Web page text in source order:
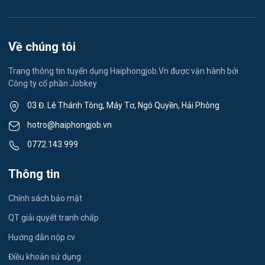
Lái xe
Tiếng Nhật
Du lịch
Công nhân
Thời Vụ
Việc làm Nam Đồng
Việc làm Tân Hưng
Việc làm Ái Quốc
Việc làm Chu Văn An
Về chúng tôi
Trang thông tin tuyển dụng Haiphongjob.Vn được vận hành bởi
Công ty cổ phần Jobkey
03 Đ. Lê Thánh Tông, Máy Tơ, Ngô Quyền, Hải Phòng
hotro@haiphongjob.vn
0772.143.999
Thông tin
Chính sách bảo mật
QT giải quyết tranh chấp
Hướng dẫn nộp cv
Điều khoản sử dụng